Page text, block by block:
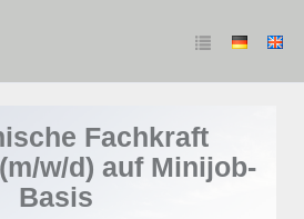
Fachkraft
w/d) auf Minijob-
Basis